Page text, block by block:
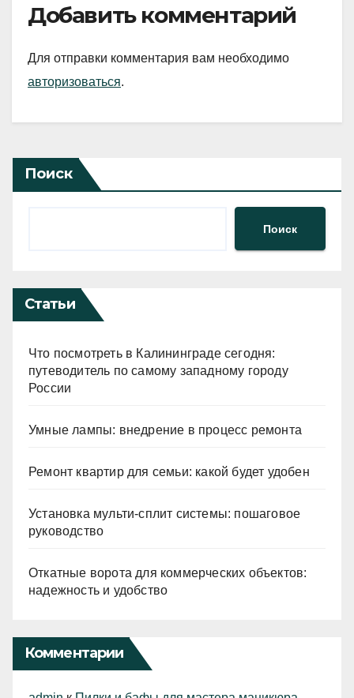
Добавить комментарий
Для отправки комментария вам необходимо
авторизоваться.
Поиск
Поиск
Статьи
Что посмотреть в Калининграде сегодня:
путеводитель по самому западному городу
России
Умные лампы: внедрение в процесс ремонта
Ремонт квартир для семьи: какой будет удобен
Установка мульти-сплит системы: пошаговое
руководство
Откатные ворота для коммерческих объектов:
надежность и удобство
Комментарии